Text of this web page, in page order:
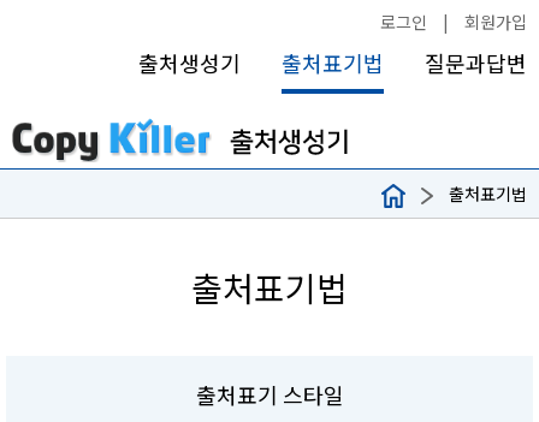
로그인 | 회원가입
출처생성기 출처표기법 질문과답변
출처표기법
출처표기법
출처표기 스타일